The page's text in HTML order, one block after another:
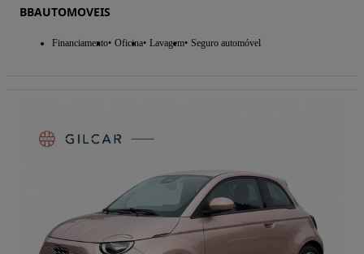
BBAUTOMOVEIS
Financiamento Oficina Lavagem Seguro automóvel